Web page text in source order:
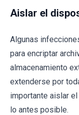
Aislar el
Algunas
para encriptar
almacenamiento
extenderse por
importante aislar
lo antes posible.